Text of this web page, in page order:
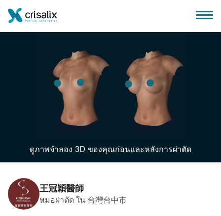
บ้านของหมอผ่าตัด
แพลตฟอร์มธุรกิจ 3D
แผน
ความคิดเห็นของคนไข้
ดูภาพจำลอง 3D ของคุณก่อนและหลังการผ่าตัด
王冠穎醫師
หมอผ่าตัด ใน 台灣台中市